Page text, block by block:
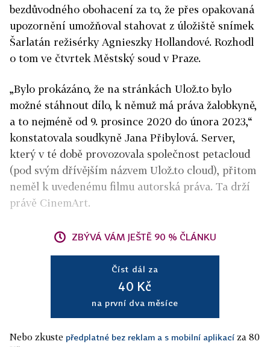
bezdůvodného obohacení za to, že přes opakovaná
upozornění umožňoval stahovat z úložiště snímek
Šarlatán režisérky Agnieszky Hollandové. Rozhodl
o tom ve čtvrtek Městský soud v Praze.
„Bylo prokázáno, že na stránkách Ulož.to bylo
možné stáhnout dílo, k němuž má práva žalobkyně,
a to nejméně od 9. prosince 2020 do února 2023,“
konstatovala soudkyně Jana Přibylová. Server,
který v té době provozovala společnost petacloud
(pod svým dřívějším názvem Ulož.to cloud), přitom
neměl k uvedenému filmu autorská práva. Ta drží
právě CinemArt.
ZBÝVÁ VÁM JEŠTĚ 90 % ČLÁNKU
Číst dál za
40 Kč
na první dva měsíce
Nebo zkuste předplatné bez reklam a s mobilní aplikací za 80